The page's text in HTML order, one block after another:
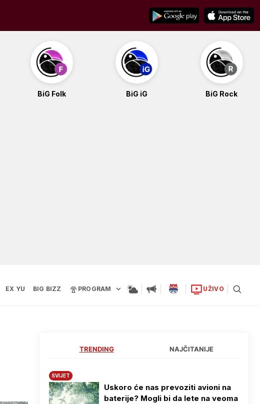
BiG Folk BiG iG BiG Rock
EX YU BIG BIZZ PROGRAM UŽIVO
TRENDING NAJČITANIJE
SVIJET
Uskoro će nas prevoziti avioni na
baterije? Mogli bi da lete na veoma